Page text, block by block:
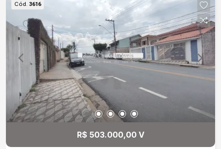
Cód. 3616
R$ 503.000,00 V